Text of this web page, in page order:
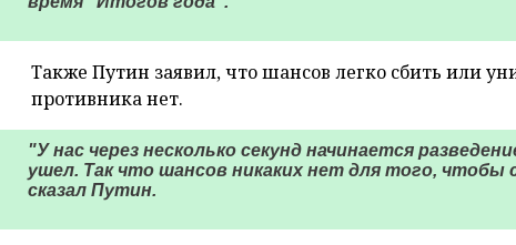
Также Путин заявил, что шансов легко сбить или
противника нет.
"У нас через несколько секунд начинается
ушел. Так что шансов никаких нет для того,
сказал Путин.